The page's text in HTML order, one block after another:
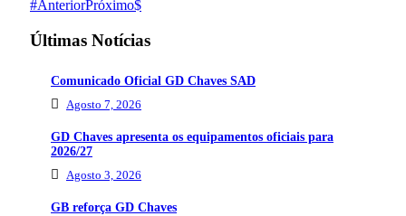
AnteriorPróximo
Últimas Notícias
Comunicado Oficial GD Chaves SAD
Agosto 7, 2026
GD Chaves apresenta os equipamentos oficiais para
2026/27
Agosto 3, 2026
GB reforça GD Chaves